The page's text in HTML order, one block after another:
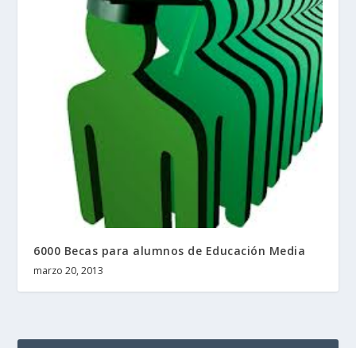
6000 Becas para alumnos de Educación Media
marzo 20, 2013